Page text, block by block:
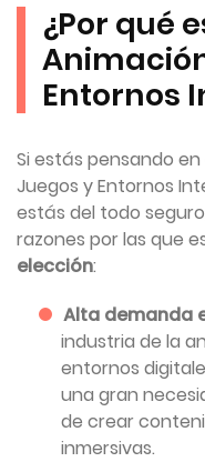
¿Por qué
Entornos
Si estás pensando
Juegos y Entornos
estás del todo
razones por las que
elección:
Alta demanda
industria de la
entornos
una gran
de crear
inmersivas.